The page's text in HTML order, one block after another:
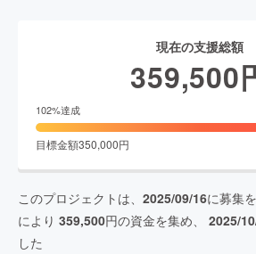
現在の支援総額
359,500
102%達成
目標金額350,000円
このプロジェクトは、 2025/09/16に募集
により 359,500円の資金を集め、 2025/
した